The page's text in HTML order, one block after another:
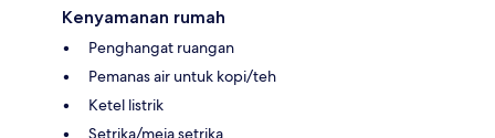
Kenyamanan rumah
Penghangat ruangan
Pemanas air untuk kopi/teh
Ketel listrik
Setrika/meja setrika